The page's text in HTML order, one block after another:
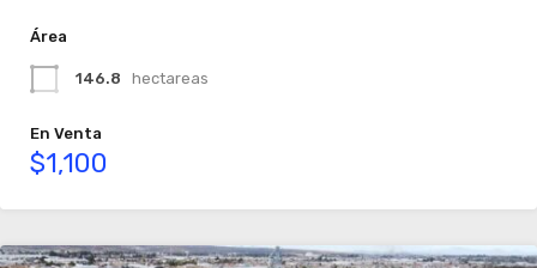
Área
146.8 hectareas
En Venta
$1,100